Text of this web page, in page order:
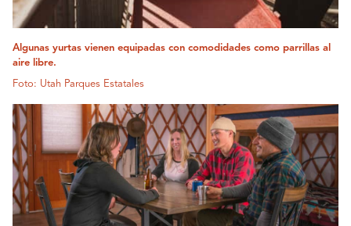
Algunas yurtas vienen equipadas con comodidades como parrillas al
aire libre.
Foto: Utah Parques Estatales